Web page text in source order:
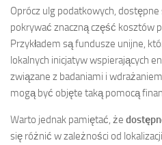
Oprócz ulg podatkowych,
pokrywać znaczną część kosztów
Przykładem są fundusze unijne,
lokalnych inicjatyw wspierających
związane z badaniami i
mogą być objęte taką pomocą
Warto jednak pamiętać, że
się różnić w zależności od